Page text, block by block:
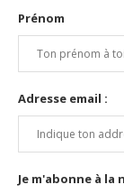
Prénom
Adresse email :
Je m'abonne à la